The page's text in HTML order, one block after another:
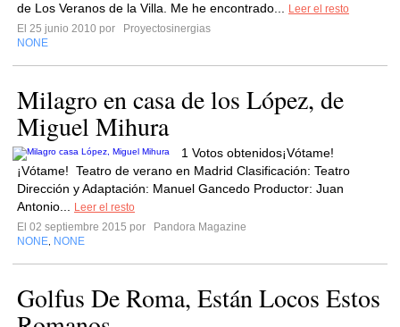
de Los Veranos de la Villa. Me he encontrado...
Leer el resto
El 25 junio 2010 por
Proyectosinergias
NONE
Milagro en casa de los López, de
Miguel Mihura
1 Votos obtenidos¡Vótame!
¡Vótame! Teatro de verano en Madrid Clasificación: Teatro
Dirección y Adaptación: Manuel Gancedo Productor: Juan
Antonio...
Leer el resto
El 02 septiembre 2015 por
Pandora Magazine
NONE NONE
Golfus De Roma, Están Locos Estos